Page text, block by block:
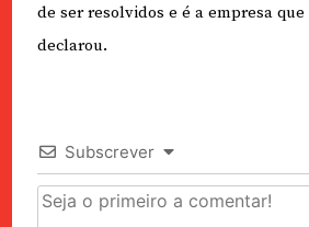
de ser resolvidos e é a empresa que
declarou.
Subscrever